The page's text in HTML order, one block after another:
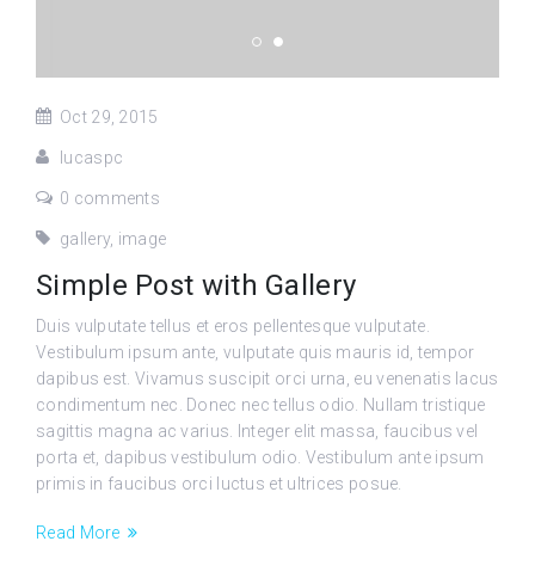
Oct 29, 2015
lucaspc
0 comments
gallery, image
Simple Post with Gallery
Duis vulputate tellus et eros pellentesque vulputate.
Vestibulum ipsum ante, vulputate quis mauris id, tempor
dapibus est. Vivamus suscipit orci urna, eu venenatis lacus
condimentum nec. Donec nec tellus odio. Nullam tristique
sagittis magna ac varius. Integer elit massa, faucibus vel
porta et, dapibus vestibulum odio. Vestibulum ante ipsum
primis in faucibus orci luctus et ultrices posue.
Read More